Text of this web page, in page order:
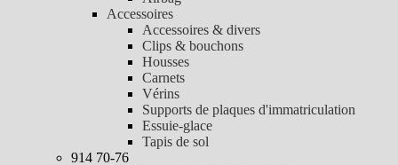
Accessoires
Accessoires & divers
Clips & bouchons
Housses
Carnets
Vérins
Supports de plaques d'immatriculation
Essuie-glace
Tapis de sol
914 70-76